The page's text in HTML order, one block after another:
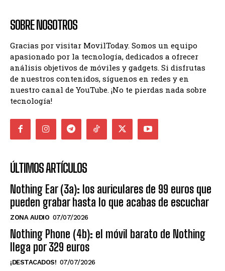
SOBRE NOSOTROS
Gracias por visitar MovilToday. Somos un equipo
apasionado por la tecnología, dedicados a ofrecer
análisis objetivos de móviles y gadgets. Si disfrutas
de nuestros contenidos, síguenos en redes y en
nuestro canal de YouTube. ¡No te pierdas nada sobre
tecnología!
ÚLTIMOS ARTÍCULOS
Nothing Ear (3a): los auriculares de 99 euros que
pueden grabar hasta lo que acabas de escuchar
ZONA AUDIO 07/07/2026
Nothing Phone (4b): el móvil barato de Nothing
llega por 329 euros
¡DESTACADOS! 07/07/2026